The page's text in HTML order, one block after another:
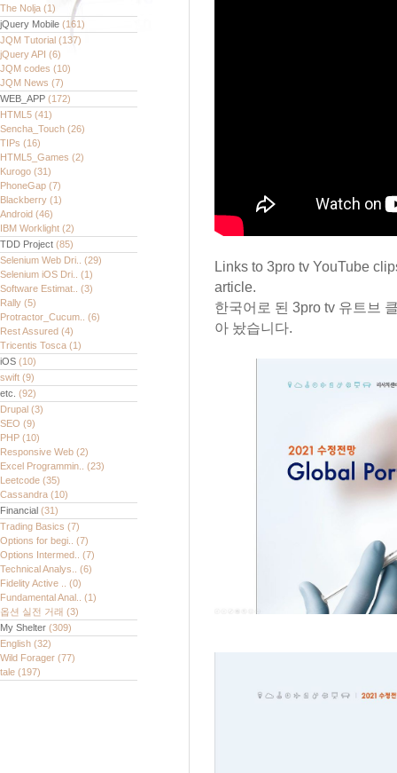
The Nolja (1)
jQuery Mobile (161)
JQM Tutorial (137)
jQuery API (6)
JQM codes (10)
JQM News (7)
WEB_APP (172)
HTML5 (41)
Sencha_Touch (26)
TIPs (16)
HTML5_Games (2)
Kurogo (31)
PhoneGap (7)
Blackberry (1)
Android (46)
IBM Worklight (2)
TDD Project (85)
Selenium Web Dri.. (29)
Selenium iOS Dri.. (1)
Software Estimat.. (3)
Rally (5)
Protractor_Cucum.. (6)
Rest Assured (4)
Tricentis Tosca (1)
iOS (10)
swift (9)
etc. (92)
Drupal (3)
SEO (9)
PHP (10)
Responsive Web (2)
Excel Programmin.. (23)
Leetcode (35)
Cassandra (10)
Financial (31)
Trading Basics (7)
Options for begi.. (7)
Options Intermed.. (7)
Technical Analys.. (6)
Fidelity Active .. (0)
Fundamental Anal.. (1)
옵션 실전 거래 (3)
My Shelter (309)
English (32)
Wild Forager (77)
tale (197)
Links to 3pro tv YouTube
article.
한국어로 된 3pro tv 유트브
아 놨습니다.